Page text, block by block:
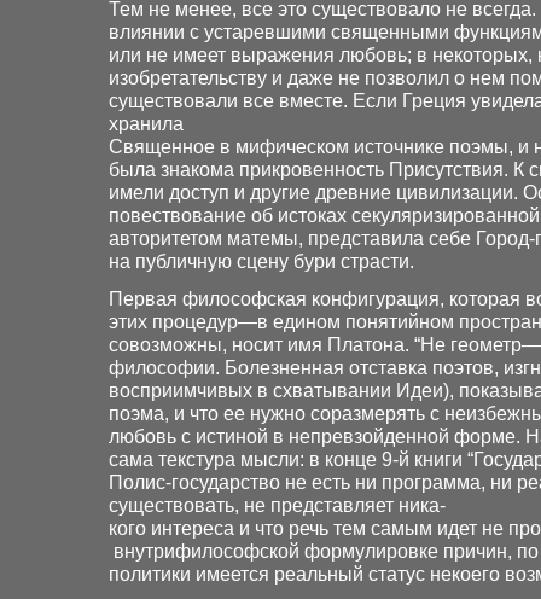
Тем не менее, все это существовало не
влиянии с устаревшими священными
или не имеет выражения любовь; в некоторых,
изобретательству и даже не позволил о нем
существовали все вместе. Если Греция
хранила
Священное в мифическом источнике поэмы, и
была знакома прикровенность Присутствия.
имели доступ и другие древние цивилизации.
повествование об истоках
авторитетом матемы, представила себе
на публичную сцену бури страсти.
Первая философская конфигурация, которая
этих процедур—в едином понятийном
совозможны, носит имя Платона. “Не
философии. Болезненная отставка поэтов,
восприимчивых в схватывании Идеи),
поэма, и что ее нужно соразмерять с
любовь с истиной в непревзойденной форме.
сама текстура мысли: в конце 9-й книги
Полис-государство не есть ни программа, ни
существовать, не представляет ника-
кого интереса и что речь тем самым идет не
внутрифилософской формулировке причин,
политики имеется реальный статус некоего